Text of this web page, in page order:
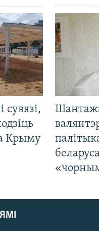
сувязі,
Крыму